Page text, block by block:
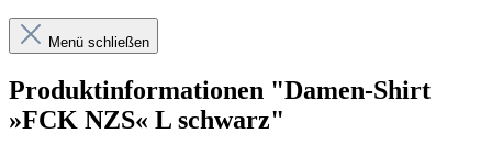
Menü schließen
Produktinformationen "Damen-Shirt
»FCK NZS« L schwarz"